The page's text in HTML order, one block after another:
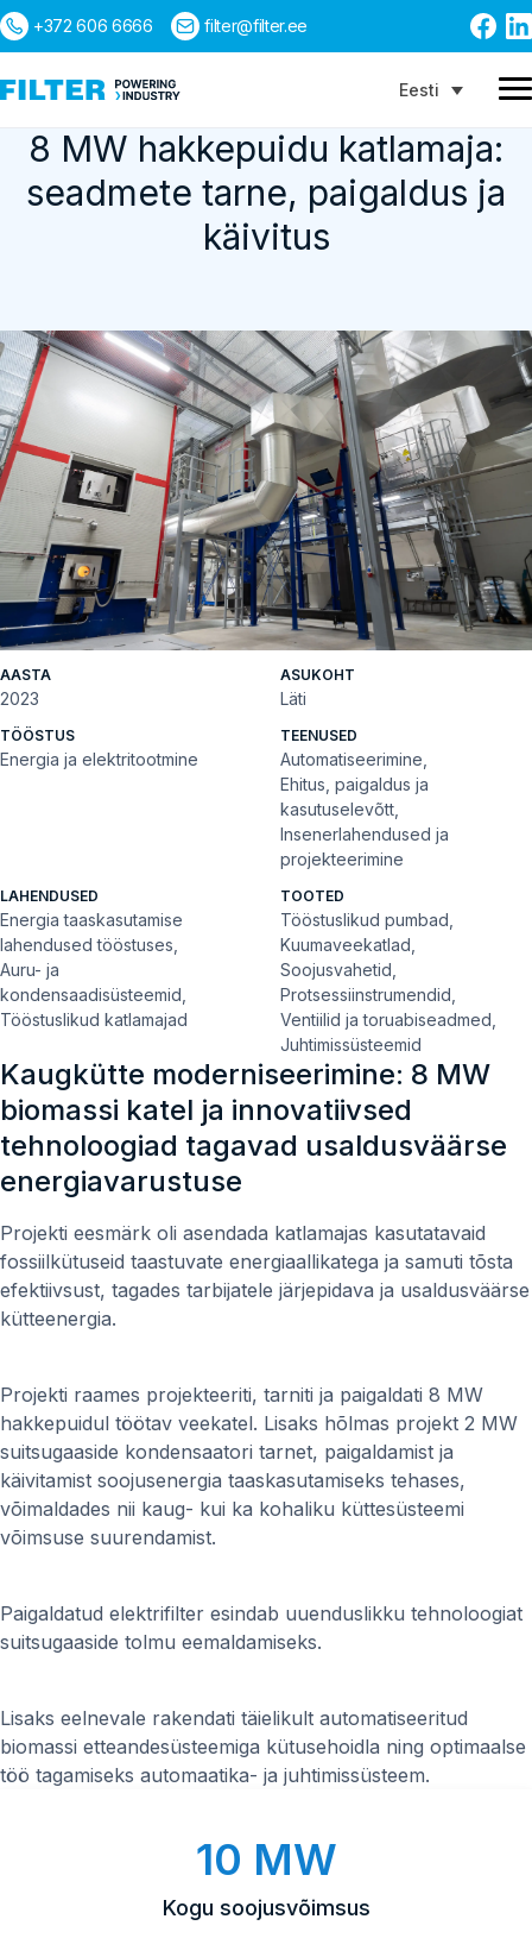
+372 606 6666 filter@filter.ee
Eesti
Otsing
8 MW hakkepuidu katlamaja:
seadmete tarne, paigaldus ja
käivitus
AASTA
2023
ASUKOHT
Läti
TÖÖSTUS
Energia ja elektritootmine
TEENUSED
Automatiseerimine,
Ehitus, paigaldus ja
kasutuselevõtt,
Insenerlahendused ja
projekteerimine
LAHENDUSED
Energia taaskasutamise
lahendused tööstuses,
Auru- ja
kondensaadisüsteemid,
Tööstuslikud katlamajad
TOOTED
Tööstuslikud pumbad,
Kuumaveekatlad,
Soojusvahetid,
Protsessiinstrumendid,
Ventiilid ja toruabiseadmed,
Juhtimissüsteemid
Kaugkütte moderniseerimine: 8 MW
biomassi katel ja innovatiivsed
tehnoloogiad tagavad usaldusväärse
energiavarustuse
Projekti eesmärk oli asendada katlamajas kasutatavaid
fossiilkütuseid taastuvate energiaallikatega ja samuti tõsta
efektiivsust, tagades tarbijatele järjepidava ja usaldusväärse
kütteenergia.
Projekti raames projekteeriti, tarniti ja paigaldati 8 MW
hakkepuidul töötav veekatel. Lisaks hõlmas projekt 2 MW
suitsugaaside kondensaatori tarnet, paigaldamist ja
käivitamist soojusenergia taaskasutamiseks tehases,
võimaldades nii kaug- kui ka kohaliku küttesüsteemi
võimsuse suurendamist.
Paigaldatud elektrifilter esindab uuenduslikku tehnoloogiat
suitsugaaside tolmu eemaldamiseks.
Lisaks eelnevale rakendati täielikult automatiseeritud
biomassi etteandesüsteemiga kütusehoidla ning optimaalse
töö tagamiseks automaatika- ja juhtimissüsteem.
10 MW
Kogu soojusvõimsus